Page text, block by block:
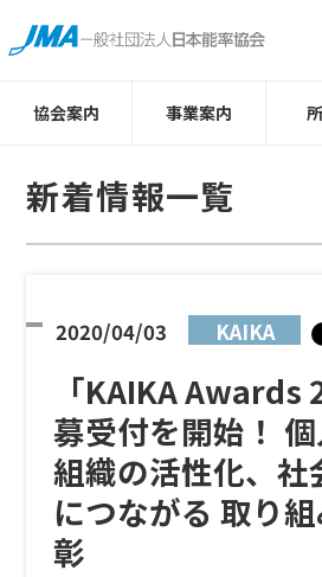
協会案内 事業案内
新着情報一覧
「KAIKA Awards
募受付を開始！ 個
組織の活性化、社
につながる 取り
彰
2020/04/03 KAIKA